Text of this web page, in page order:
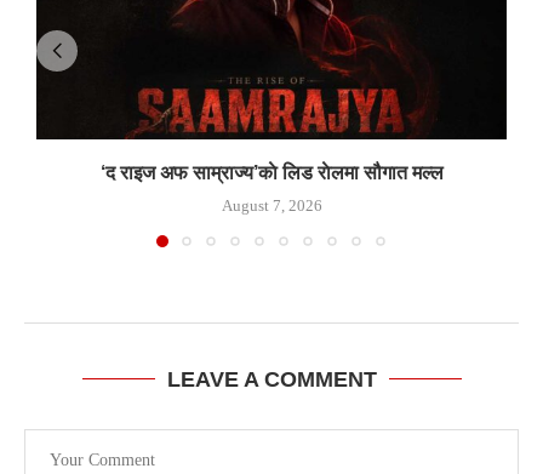
‘द राइज अफ साम्राज्य’काे लिड राेलमा सौगात मल्ल
August 7, 2026
LEAVE A COMMENT